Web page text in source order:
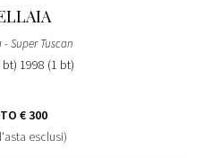
- Super Tuscan
bt) 1998 (1 bt)
€ 300
esclusi)